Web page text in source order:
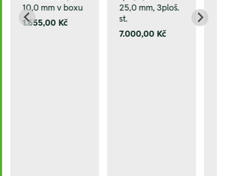
10,0 mm v boxu
1.655,00 Kč
25,0 mm, 3ploš.
st.
7.000,00 Kč